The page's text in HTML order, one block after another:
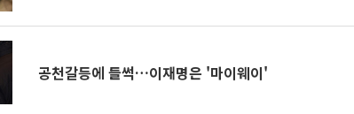
공천갈등에 들썩…이재명은 '마이웨이'